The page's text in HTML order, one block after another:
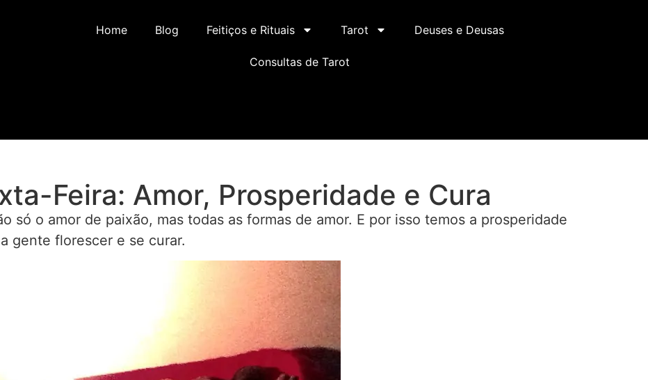
Home Blog Feitiços e Rituais Tarot Deuses e Deusas
Consultas de Tarot
Feira: Amor, Prosperidade e Cura
só o amor de paixão, mas todas as formas de amor. E por isso temos a prosperidade
gente florescer e se curar.